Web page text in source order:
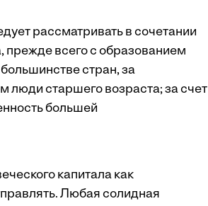
рассматривать в сочетании
прежде всего с образованием
стран, за
старшего возраста; за счет
большей
капитала как
Любая солидная